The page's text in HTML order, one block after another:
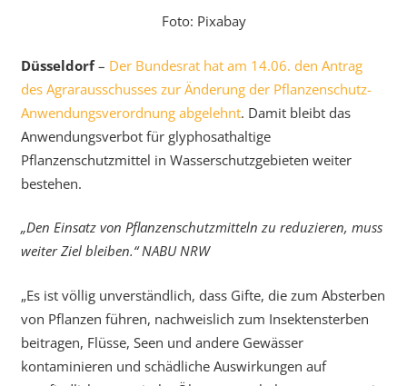
Foto: Pixabay
Düsseldorf– Der Bundesrat hat am 14.06. den Antrag
des Agrarausschusses zur Änderung der Pflanzenschutz-
Anwendungsverordnung abgelehnt. Damit bleibt das
Anwendungsverbot für glyphosathaltige
Pflanzenschutzmittel in Wasserschutzgebieten weiter
bestehen.
„Den Einsatz von Pflanzenschutzmitteln zu reduzieren, muss
weiter Ziel bleiben.“ NABU NRW
„Es ist völlig unverständlich, dass Gifte, die zum Absterben
von Pflanzen führen, nachweislich zum Insektensterben
beitragen, Flüsse, Seen und andere Gewässer
kontaminieren und schädliche Auswirkungen auf